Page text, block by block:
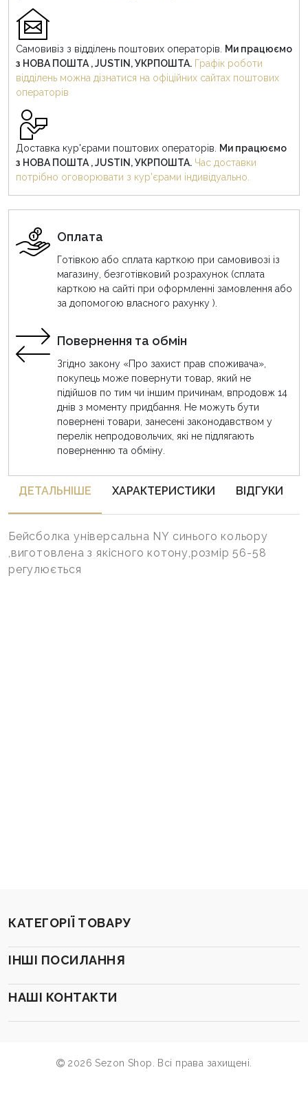
Самовивіз з відділень поштових операторів. Ми працюємо
з НОВА ПОШТА , JUSTIN, УКРПОШТА. Графік роботи
відділень можна дізнатися на офіційних сайтах поштових
операторів
Доставка кур'єрами поштових операторів. Ми працюємо
з НОВА ПОШТА , JUSTIN, УКРПОШТА. Час доставки
потрібно оговорювати з кур'єрами індивідуально.
Оплата
Готівкою або сплата карткою при самовивозі із
магазину, безготівковий розрахунок (сплата
карткою на сайті при оформленні замовлення або
за допомогою власного рахунку ).
Повернення та обмін
Згідно закону «Про захист прав споживача»,
покупець може повернути товар, який не
підійшов по тим чи іншим причинам, впродовж 14
днів з моменту придбання. Не можуть бути
повернені товари, занесені законодавством у
перелік непродовольчих, які не підлягають
поверненню та обміну.
ДЕТАЛЬНIШЕ ХАРАКТЕРИСТИКИ ВІДГУКИ
Бейсболка універсальна NY синього кольору
,виготовлена з якісного котону,розмір 56-58
регулюється
КАТЕГОРІЇ ТОВАРУ
ІНШІ ПОСИЛАННЯ
НАШІ КОНТАКТИ
2026 Sezon Shop. Всі права захищені.